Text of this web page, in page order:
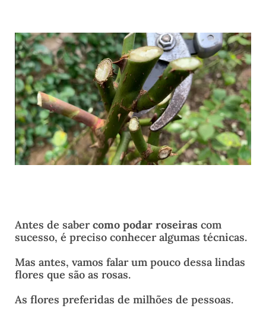
Antes de saber como podar roseiras com
sucesso, é preciso conhecer algumas técnicas.
Mas antes, vamos falar um pouco dessa lindas
flores que são as rosas.
As flores preferidas de milhões de pessoas.